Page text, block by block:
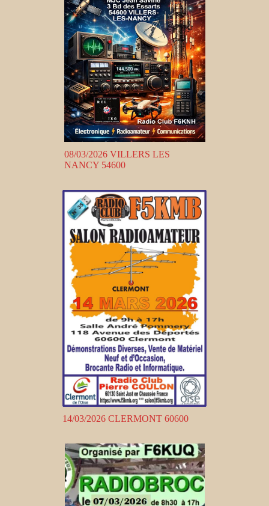
08/03/2026 VILLERS LES
NANCY 54600
14/03/2026 CLERMONT 60600